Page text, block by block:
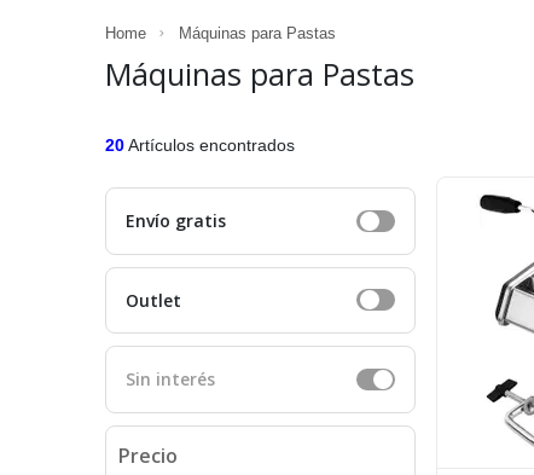
Home Máquinas para Pastas
Máquinas para Pastas
20Artículos encontrados
Envío gratis
Outlet
Sin interés
Precio